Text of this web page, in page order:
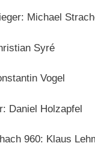
Michael
Syré
Vogel
Daniel Holzapfel
960: Klaus